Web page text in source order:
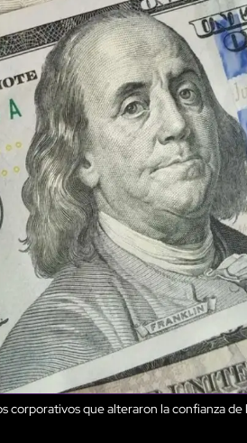
que alteraron la confianza de